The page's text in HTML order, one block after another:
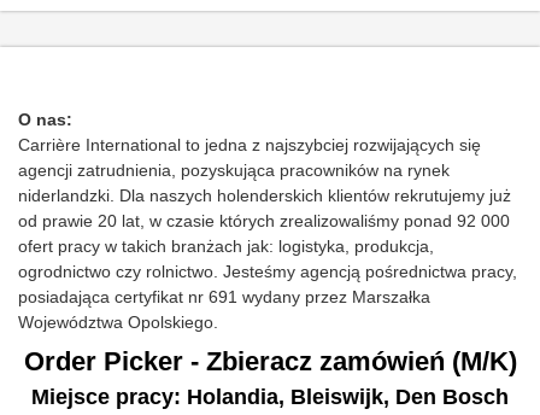
O nas:
Carrière International to jedna z najszybciej rozwijających się
agencji zatrudnienia, pozyskująca pracowników na rynek
niderlandzki. Dla naszych holenderskich klientów rekrutujemy już
od prawie 20 lat, w czasie których zrealizowaliśmy ponad 92 000
ofert pracy w takich branżach jak: logistyka, produkcja,
ogrodnictwo czy rolnictwo. Jesteśmy agencją pośrednictwa pracy,
posiadająca certyfikat nr 691 wydany przez Marszałka
Województwa Opolskiego.
Order Picker - Zbieracz zamówień (M/K)
Miejsce pracy: Holandia, Bleiswijk, Den Bosch